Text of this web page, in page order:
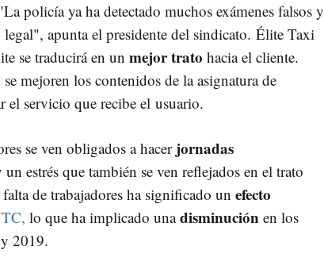
policía ya ha detectado muchos exámenes falsos y
legal", apunta el presidente del sindicato. Élite Taxi
se traducirá en un mejor trato hacia el cliente.
mejoren los contenidos de la asignatura de
el servicio que recibe el usuario.
se ven obligados a hacer jornadas
estrés que también se ven reflejados en el trato
de trabajadores ha significado un efecto
lo que ha implicado unadisminución en los
2019.